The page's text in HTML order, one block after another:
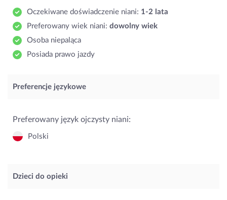
Oczekiwane doświadczenie niani: 1-2 lata
Preferowany wiek niani: dowolny wiek
Osoba niepaląca
Posiada prawo jazdy
Preferencje językowe
Preferowany język ojczysty niani:
Polski
Dzieci do opieki